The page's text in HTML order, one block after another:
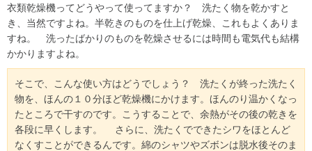
衣類乾燥機ってどうやって使ってますか？ 洗たく物を乾かすと
き、当然ですよね。半乾きのものを仕上げ乾燥、これもよくありま
すね。 洗ったばかりのものを乾燥させるには時間も電気代も結構
かかりますよね。
そこで、こんな使い方はどうでしょう？ 洗たくが終った洗たく
物を、ほんの１０分ほど乾燥機にかけます。ほんのり温かくなっ
たところで干すのです。こうすることで、余熱がその後の乾きを
各段に早くします。 さらに、洗たくでできたシワをほとんど
なくすことができるんです。綿のシャツやズボンは脱水後そのま